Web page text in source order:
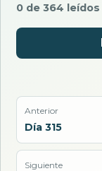
0 de 364 leídos
Anterior
Día 315
Siguiente